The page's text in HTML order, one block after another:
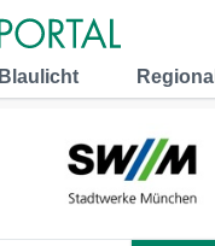
Blaulicht Regional